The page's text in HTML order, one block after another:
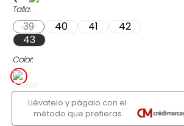
Talla
39 40 41
42
43
Color
Llévatelo y págalo con el
método que prefieras